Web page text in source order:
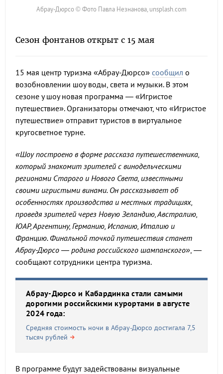
Абрау-Дюрсо © Фото Павла Незнанова, unsplash.com
Сезон фонтанов открыт с 15 мая
15 мая центр туризма «Абрау-Дюрсо» сообщил о
возобновлении шоу воды, света и музыки. В этом
сезоне у шоу новая программа — «Игристое
путешествие». Организаторы отмечают, что «Игристое
путешествие» отправит туристов в виртуальное
кругосветное турне.
«Шоу построено в форме рассказа путешественника,
который знакомит зрителей с винодельческими
регионами Старого и Нового Света, известными
своими игристыми винами. Он рассказывает об
особенностях производства и местных традициях,
проведя зрителей через Новую Зеландию, Австралию,
ЮАР, Аргентину, Германию, Испанию, Италию и
Францию. Финальной точкой путешествия станет
Абрау-Дюрсо — родина российского шампанского», —
сообщают сотрудники центра туризма.
Абрау-Дюрсо и Кабардинка стали самыми
дорогими российскими курортами в августе
2024 года:
Средняя стоимость ночи в Абрау-Дюрсо достигала 7,5
тысяч рублей
В программе будут задействованы визуальные